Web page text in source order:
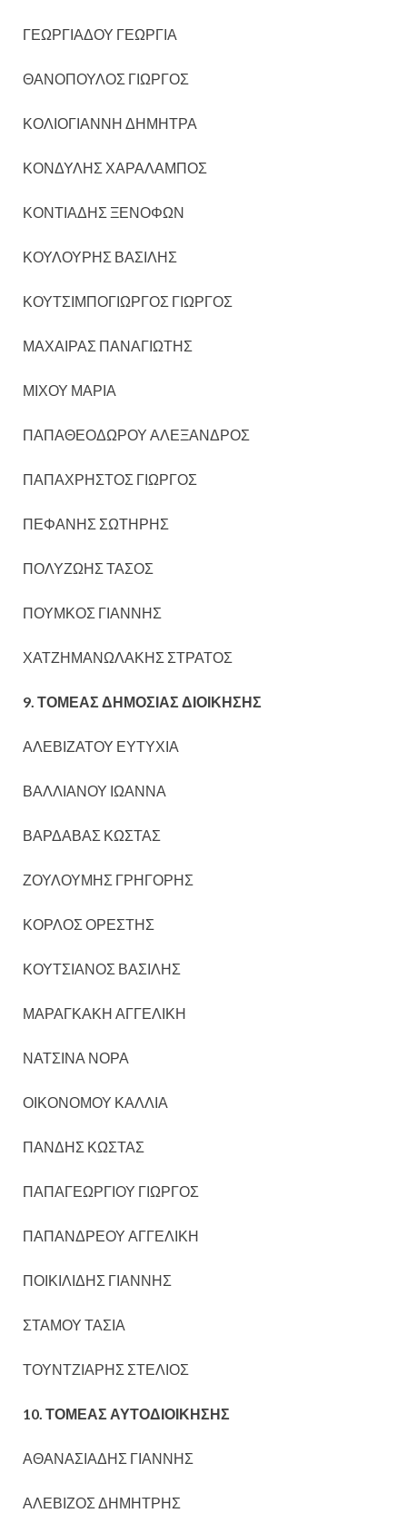
ΓΕΩΡΓΙΑΔΟΥ ΓΕΩΡΓΙΑ
ΘΑΝΟΠΟΥΛΟΣ ΓΙΩΡΓΟΣ
ΚΟΛΙΟΓΙΑΝΝΗ ΔΗΜΗΤΡΑ
ΚΟΝΔΥΛΗΣ ΧΑΡΑΛΑΜΠΟΣ
ΚΟΝΤΙΑΔΗΣ ΞΕΝΟΦΩΝ
ΚΟΥΛΟΥΡΗΣ ΒΑΣΙΛΗΣ
ΚΟΥΤΣΙΜΠΟΓΙΩΡΓΟΣ ΓΙΩΡΓΟΣ
ΜΑΧΑΙΡΑΣ ΠΑΝΑΓΙΩΤΗΣ
ΜΙΧΟΥ ΜΑΡΙΑ
ΠΑΠΑΘΕΟΔΩΡΟΥ ΑΛΕΞΑΝΔΡΟΣ
ΠΑΠΑΧΡΗΣΤΟΣ ΓΙΩΡΓΟΣ
ΠΕΦΑΝΗΣ ΣΩΤΗΡΗΣ
ΠΟΛΥΖΩΗΣ ΤΑΣΟΣ
ΠΟΥΜΚΟΣ ΓΙΑΝΝΗΣ
ΧΑΤΖΗΜΑΝΩΛΑΚΗΣ ΣΤΡΑΤΟΣ
9. ΤΟΜΕΑΣ ΔΗΜΟΣΙΑΣ ΔΙΟΙΚΗΣΗΣ
ΑΛΕΒΙΖΑΤΟΥ ΕΥΤΥΧΙΑ
ΒΑΛΛΙΑΝΟΥ ΙΩΑΝΝΑ
ΒΑΡΔΑΒΑΣ ΚΩΣΤΑΣ
ΖΟΥΛΟΥΜΗΣ ΓΡΗΓΟΡΗΣ
ΚΟΡΛΟΣ ΟΡΕΣΤΗΣ
ΚΟΥΤΣΙΑΝΟΣ ΒΑΣΙΛΗΣ
ΜΑΡΑΓΚΑΚΗ ΑΓΓΕΛΙΚΗ
ΝΑΤΣΙΝΑ ΝΟΡΑ
ΟΙΚΟΝΟΜΟΥ ΚΑΛΛΙΑ
ΠΑΝΔΗΣ ΚΩΣΤΑΣ
ΠΑΠΑΓΕΩΡΓΙΟΥ ΓΙΩΡΓΟΣ
ΠΑΠΑΝΔΡΕΟΥ ΑΓΓΕΛΙΚΗ
ΠΟΙΚΙΛΙΔΗΣ ΓΙΑΝΝΗΣ
ΣΤΑΜΟΥ ΤΑΣΙΑ
ΤΟΥΝΤΖΙΑΡΗΣ ΣΤΕΛΙΟΣ
10. ΤΟΜΕΑΣ ΑΥΤΟΔΙΟΙΚΗΣΗΣ
ΑΘΑΝΑΣΙΑΔΗΣ ΓΙΑΝΝΗΣ
ΑΛΕΒΙΖΟΣ ΔΗΜΗΤΡΗΣ